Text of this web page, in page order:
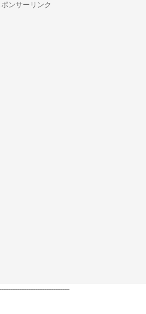
ンサーリンク